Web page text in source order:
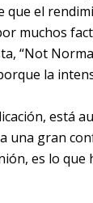
que el
muchos
“Not
la
está
una gran
es lo que